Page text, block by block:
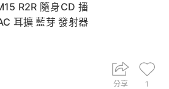
R2R 隨身CD 播
耳擴 藍芽 發射器
分享 1